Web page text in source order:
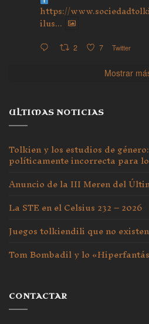
https://
ilus...
2 7 Twitter
Mostrar
ULTIMAS NOTICIAS
Tolkien y los estudios de
políticamente incorrecta para
Anuncio de la III Meren del
La STE en el Celsius 232 – 2026
Juegos tolkiendili que no
Tom Bombadil y lo
CONTACTAR